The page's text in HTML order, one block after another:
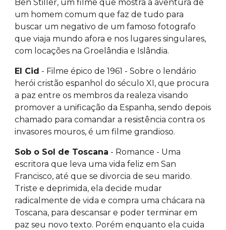
Ben Stiller, um filme que mostra a aventura de
um homem comum que faz de tudo para
buscar um negativo de um famoso fotografo
que viaja mundo afora e nos lugares singulares,
com locações na Groelândia e Islândia.
El Cid - Filme épico de 1961 - Sobre o lendário
herói cristão espanhol do século XI, que procura
a paz entre os membros da realeza visando
promover a unificação da Espanha, sendo depois
chamado para comandar a resistência contra os
invasores mouros, é um filme grandioso.
Sob o Sol de Toscana - Romance - Uma
escritora que leva uma vida feliz em San
Francisco, até que se divorcia de seu marido.
Triste e deprimida, ela decide mudar
radicalmente de vida e compra uma chácara na
Toscana, para descansar e poder terminar em
paz seu novo texto. Porém enquanto ela cuida